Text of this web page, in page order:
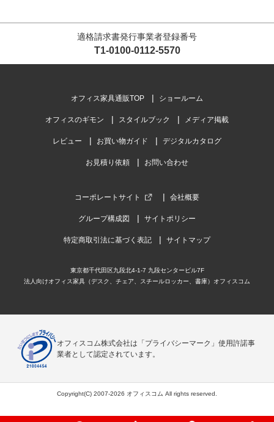
適格請求書発行事業者登録番号
T1-0100-0112-5570
オフィス家具通販TOP ショールーム
オフィスのギモン スタイルブック メディア掲載
レビュー お買い物ガイド デジタルカタログ
お見積り依頼 お問い合わせ
コーポレートサイト 会社概要
グループ構成図 サイトポリシー
特定商取引法に基づく表記 サイトマップ
東京都千代田区九段北4-1-7 九段センタービル7F
法人向けオフィス家具（デスク、チェア、スチールロッカー、書庫）オフィスコム
オフィスコム株式会社は「プライバシーマーク」使用許諾事
業者として認定されています。
Copyright(C) 2007-2026 オフィスコム All rights reserved.